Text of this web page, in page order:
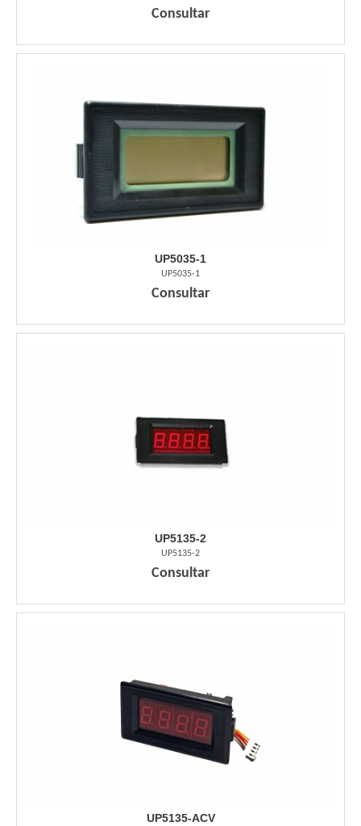
Consultar
UP5035-1
UP5035-1
Consultar
UP5135-2
UP5135-2
Consultar
UP5135-ACV